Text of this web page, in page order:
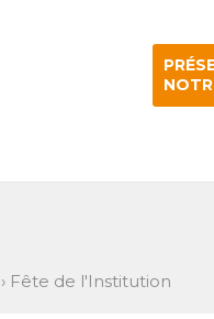
› Fête de l'Institution